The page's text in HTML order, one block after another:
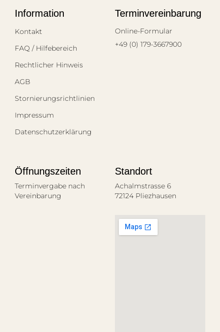
Information
Kontakt
FAQ / Hilfebereich
Rechtlicher Hinweis
AGB
Stornierungsrichtlinien
Impressum
Datenschutzerklärung
Terminvereinbarung
Online-Formular
+49 (0) 179-3667900
Öffnungszeiten
Terminvergabe nach
Vereinbarung
Standort
Achalmstrasse 6
72124 Pliezhausen